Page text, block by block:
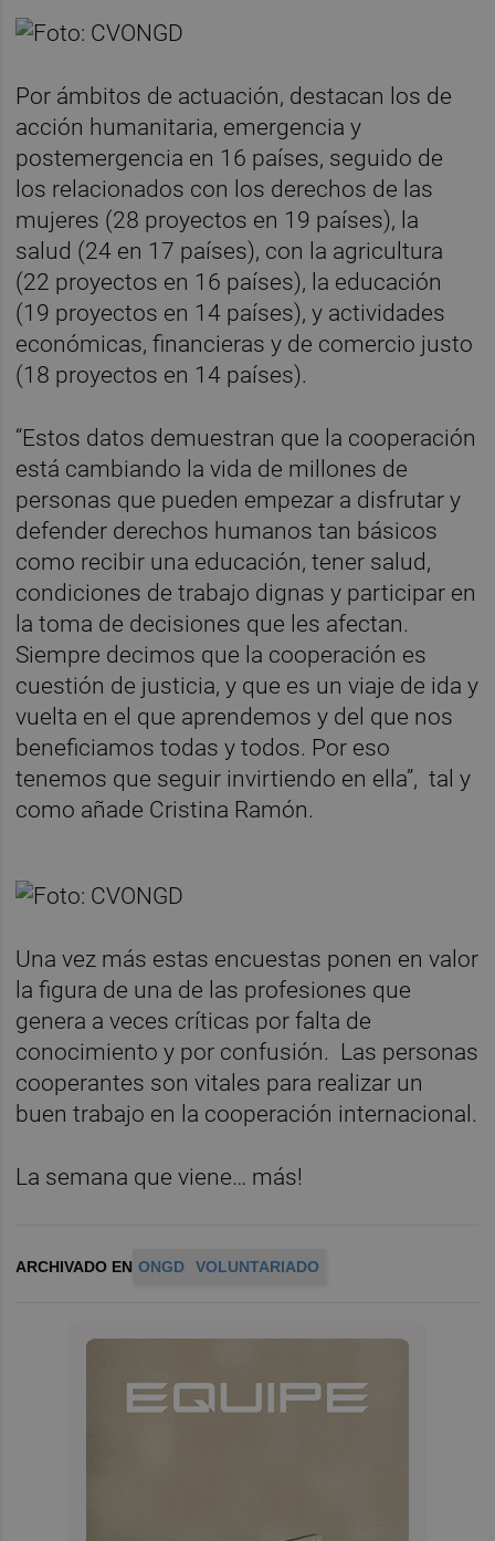
Por ámbitos de actuación, destacan los de
acción humanitaria, emergencia y
postemergencia en 16 países, seguido de
los relacionados con los derechos de las
mujeres (28 proyectos en 19 países), la
salud (24 en 17 países), con la agricultura
(22 proyectos en 16 países), la educación
(19 proyectos en 14 países), y actividades
económicas, financieras y de comercio justo
(18 proyectos en 14 países).
“Estos datos demuestran que la cooperación
está cambiando la vida de millones de
personas que pueden empezar a disfrutar y
defender derechos humanos tan básicos
como recibir una educación, tener salud,
condiciones de trabajo dignas y participar en
la toma de decisiones que les afectan.
Siempre decimos que la cooperación es
cuestión de justicia, y que es un viaje de ida y
vuelta en el que aprendemos y del que nos
beneficiamos todas y todos. Por eso
tenemos que seguir invirtiendo en ella”, tal y
como añade Cristina Ramón.
Una vez más estas encuestas ponen en valor
la figura de una de las profesiones que
genera a veces críticas por falta de
conocimiento y por confusión. Las personas
cooperantes son vitales para realizar un
buen trabajo en la cooperación internacional.
La semana que viene… más!
ARCHIVADO EN ONGD VOLUNTARIADO